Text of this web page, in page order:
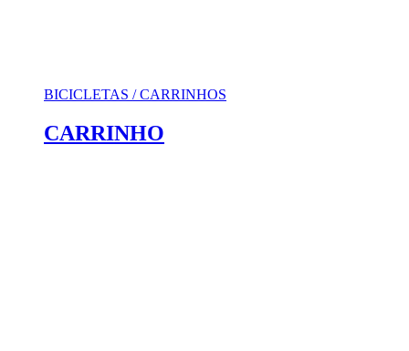
BICICLETAS / CARRINHOS
CARRINHO